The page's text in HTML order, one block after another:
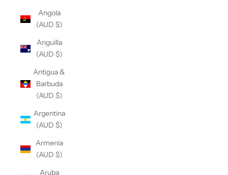
Angola
(AUD $)
Anguilla
(AUD $)
Antigua &
Barbuda
(AUD $)
Argentina
(AUD $)
Armenia
(AUD $)
Aruba